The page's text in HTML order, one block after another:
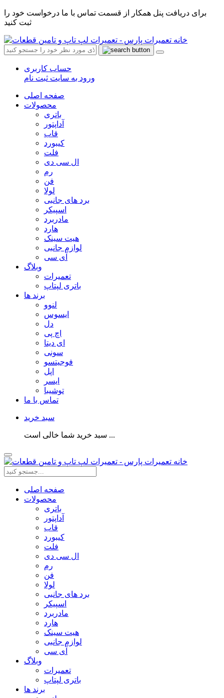
برای دریافت پنل همکار از قسمت تماس با ما درخواست خود را
ثبت کنید
حساب کاربری
ورود به سایت ثبت نام
صفحه اصلی
محصولات
باتری
آداپتور
قاب
کیبورد
فلت
ال سی دی
رم
فن
لولا
برد های جانبی
اسپیکر
مادربرد
هارد
هیت سینک
لوازم جانبی
آی سی
وبلاگ
تعمیرات
باتری لپتاپ
برند ها
لنوو
ایسوس
دل
اچ پی
ای دیتا
سونی
فوجیتسو
اپل
ایسر
توشیبا
تماس با ما
سبد خرید
سبد خرید شما خالی است ...
صفحه اصلی
محصولات
باتری
آداپتور
قاب
کیبورد
فلت
ال سی دی
رم
فن
لولا
برد های جانبی
اسپیکر
مادربرد
هارد
هیت سینک
لوازم جانبی
آی سی
وبلاگ
تعمیرات
باتری لپتاپ
برند ها